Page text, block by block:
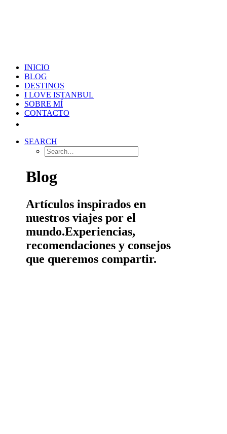
INICIO
BLOG
DESTINOS
I LOVE ISTANBUL
SOBRE MÍ
CONTACTO
SEARCH
Blog
Artículos inspirados en
nuestros viajes por el
mundo.Experiencias,
recomendaciones y consejos
que queremos compartir.